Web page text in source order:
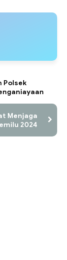
Polsek
Menjaga
2024